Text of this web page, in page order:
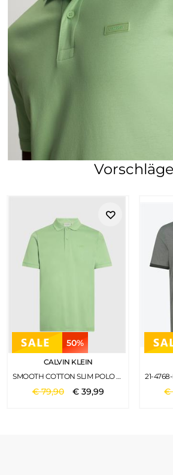
Vorschläge
50%
CALVIN KLEIN
SMOOTH COTTON SLIM POLO QUIET GREEN
€79,90 € 39,99 €